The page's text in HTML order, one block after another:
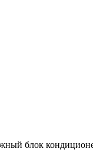
блок